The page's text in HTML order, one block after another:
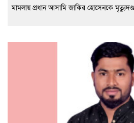
মামলায় প্রধান আসামি জাকির হোসেনকে